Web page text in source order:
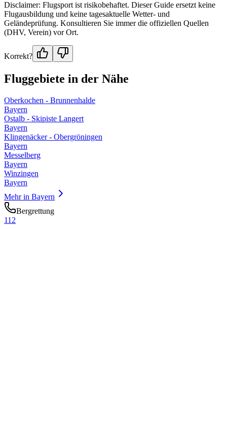
Disclaimer: Flugsport ist risikobehaftet. Dieser Guide ersetzt keine
Flugausbildung und keine tagesaktuelle Wetter- und
Geländeprüfung. Konsultieren Sie immer die offiziellen Quellen
(DHV, Verein) vor Ort.
Korrekt?
Fluggebiete in der Nähe
Oberkochen - Brunnenhalde
Bayern
Ostalb - Skipiste Langert
Bayern
Klingenäcker - Obergröningen
Bayern
Messelberg
Bayern
Winzingen
Bayern
Mehr in Bayern
Bergrettung
112